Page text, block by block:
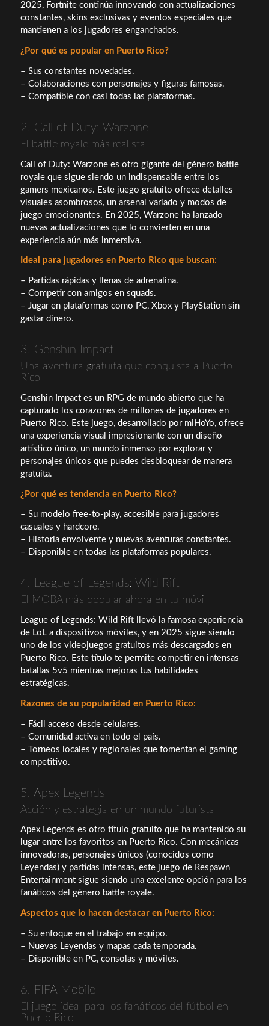
2025, Fortnite continúa innovando con actualizaciones
constantes, skins exclusivas y eventos especiales que
mantienen a los jugadores enganchados.
¿Por qué es popular en Puerto Rico?
– Sus constantes novedades.
– Colaboraciones con personajes y figuras famosas.
– Compatible con casi todas las plataformas.
2. Call of Duty: Warzone
El battle royale más realista
Call of Duty: Warzone es otro gigante del género battle
royale que sigue siendo un indispensable entre los
gamers mexicanos. Este juego gratuito ofrece detalles
visuales asombrosos, un arsenal variado y modos de
juego emocionantes. En 2025, Warzone ha lanzado
nuevas actualizaciones que lo convierten en una
experiencia aún más inmersiva.
Ideal para jugadores en Puerto Rico que buscan:
– Partidas rápidas y llenas de adrenalina.
– Competir con amigos en squads.
– Jugar en plataformas como PC, Xbox y PlayStation sin
gastar dinero.
3. Genshin Impact
Una aventura gratuita que conquista a Puerto
Rico
Genshin Impact es un RPG de mundo abierto que ha
capturado los corazones de millones de jugadores en
Puerto Rico. Este juego, desarrollado por miHoYo, ofrece
una experiencia visual impresionante con un diseño
artístico único, un mundo inmenso por explorar y
personajes únicos que puedes desbloquear de manera
gratuita.
¿Por qué es tendencia en Puerto Rico?
– Su modelo free-to-play, accesible para jugadores
casuales y hardcore.
– Historia envolvente y nuevas aventuras constantes.
– Disponible en todas las plataformas populares.
4. League of Legends: Wild Rift
El MOBA más popular ahora en tu móvil
League of Legends: Wild Rift llevó la famosa experiencia
de LoL a dispositivos móviles, y en 2025 sigue siendo
uno de los videojuegos gratuitos más descargados en
Puerto Rico. Este título te permite competir en intensas
batallas 5v5 mientras mejoras tus habilidades
estratégicas.
Razones de su popularidad en Puerto Rico:
– Fácil acceso desde celulares.
– Comunidad activa en todo el país.
– Torneos locales y regionales que fomentan el gaming
competitivo.
5. Apex Legends
Acción y estrategia en un mundo futurista
Apex Legends es otro título gratuito que ha mantenido su
lugar entre los favoritos en Puerto Rico. Con mecánicas
innovadoras, personajes únicos (conocidos como
Leyendas) y partidas intensas, este juego de Respawn
Entertainment sigue siendo una excelente opción para los
fanáticos del género battle royale.
Aspectos que lo hacen destacar en Puerto Rico:
– Su enfoque en el trabajo en equipo.
– Nuevas Leyendas y mapas cada temporada.
– Disponible en PC, consolas y móviles.
6. FIFA Mobile
El juego ideal para los fanáticos del fútbol en
Puerto Rico